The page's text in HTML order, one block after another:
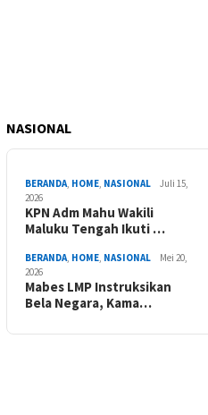
NASIONAL
BERANDA, HOME, NASIONAL
Juli 15,
2026
KPN Adm Mahu Wakili
Maluku Tengah Ikuti …
BERANDA, HOME, NASIONAL
Mei 20,
2026
Mabes LMP Instruksikan
Bela Negara, Kama…